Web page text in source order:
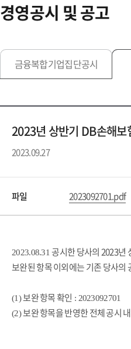
으
로
동
경영공시 및 공고
금융복합기업집단공시
2023년 상반기 DB손해보
2023.09.27
파일 2023092701.pdf
2023.08.31공시한 당사의 2023년
보완된 항목 이외에는 기존 당사의
(1)보완 항목 확인 : 2023092701
(2)보완 항목을 반영한 전체 공시